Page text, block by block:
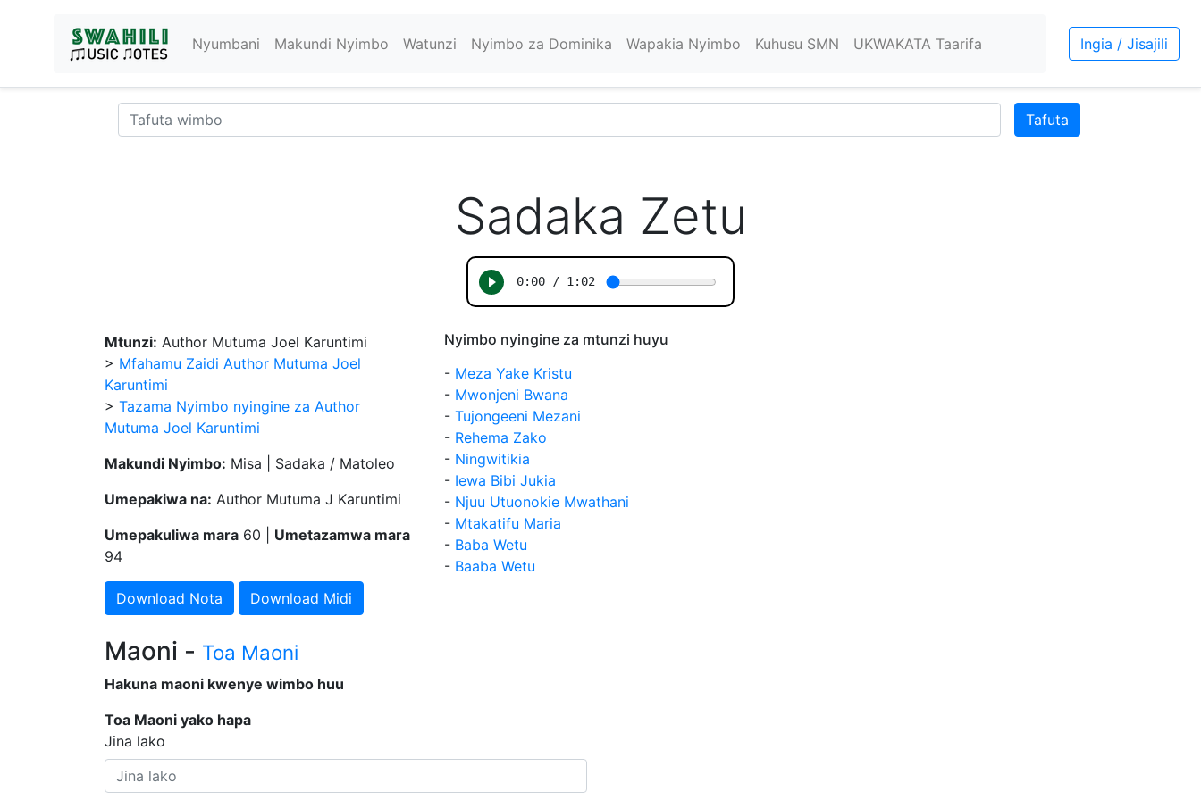
Nyumbani Makundi Nyimbo Watunzi Nyimbo za Dominika Wapakia Nyimbo Kuhusu SMN UKWAKATA Taarifa Ingia / Jisajili
Tafuta
Sadaka Zetu
Mtunzi: Author Mutuma Joel Karuntimi
> Mfahamu Zaidi Author Mutuma Joel
Karuntimi
> Tazama Nyimbo nyingine za Author
Mutuma Joel Karuntimi
Makundi Nyimbo: Misa | Sadaka / Matoleo
Umepakiwa na: Author Mutuma J Karuntimi
Umepakuliwa mara 60 | Umetazamwa mara
94
Download Nota Download Midi
Nyimbo nyingine za mtunzi huyu
- Meza Yake Kristu
- Mwonjeni Bwana
- Tujongeeni Mezani
- Rehema Zako
- Ningwitikia
- Iewa Bibi Jukia
- Njuu Utuonokie Mwathani
- Mtakatifu Maria
- Baba Wetu
- Baaba Wetu
Maoni - Toa Maoni
Hakuna maoni kwenye wimbo huu
Toa Maoni yako hapa
Jina lako